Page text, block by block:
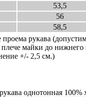
53,5
56
58,5
рукава
майки до нижнего
+/- 2,5 см.)
однотонная